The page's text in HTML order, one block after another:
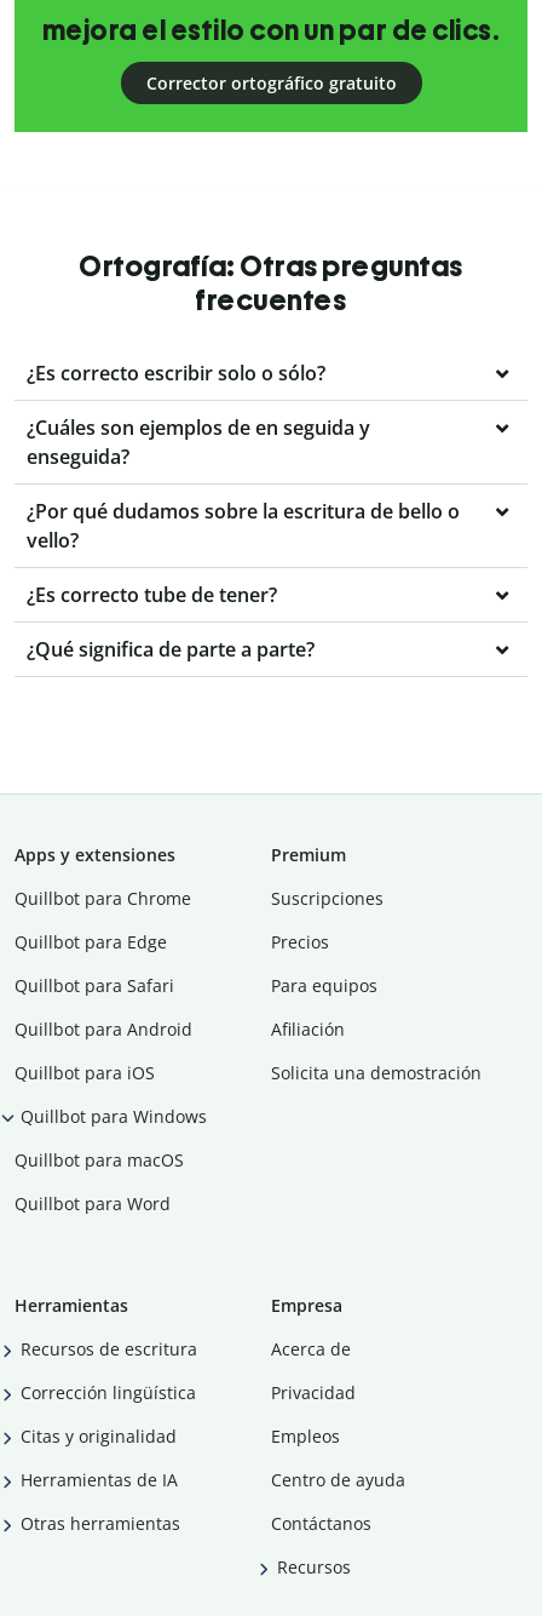
mejora el estilo con un par de clics.
Corrector ortográfico gratuito
Ortografía: Otras preguntas
frecuentes
¿Es correcto escribir solo o sólo?
¿Cuáles son ejemplos de en seguida y
enseguida?
¿Por qué dudamos sobre la escritura de bello o
vello?
¿Es correcto tube de tener?
¿Qué significa de parte a parte?
Apps y extensiones
Quillbot para Chrome
Quillbot para Edge
Quillbot para Safari
Quillbot para Android
Quillbot para iOS
Quillbot para Windows
Quillbot para macOS
Quillbot para Word
Premium
Suscripciones
Precios
Para equipos
Afiliación
Solicita una demostración
Herramientas
Recursos de escritura
Corrección lingüística
Citas y originalidad
Herramientas de IA
Otras herramientas
Empresa
Acerca de
Privacidad
Empleos
Centro de ayuda
Contáctanos
Recursos